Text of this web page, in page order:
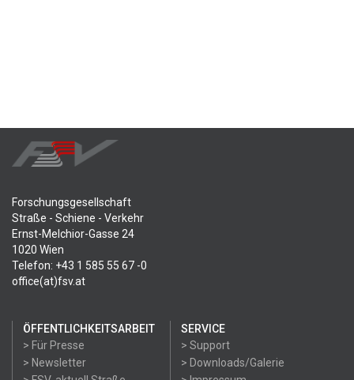
Forschungsgesellschaft
Straße - Schiene - Verkehr
Ernst-Melchior-Gasse 24
1020 Wien
Telefon: +43 1 585 55 67 -0
office(at)fsv.at
ÖFFENTLICHKEITSARBEIT
> Für Presse
> Newsletter
SERVICE
> Support
> Downloads/Galerie